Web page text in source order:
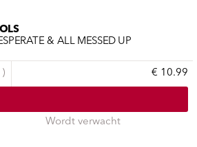
& ALL MESSED UP
€ 10.99
Wordt verwacht